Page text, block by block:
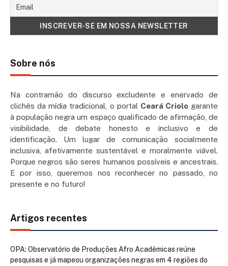
Sobre nós
Na contramão do discurso excludente e enervado de
clichês da mídia tradicional, o portal Ceará Criolo garante
à população negra um espaço qualificado de afirmação, de
visibilidade, de debate honesto e inclusivo e de
identificação. Um lugar de comunicação socialmente
inclusiva, afetivamente sustentável e moralmente viável.
Porque negros são seres humanos possíveis e ancestrais.
E por isso, queremos nos reconhecer no passado, no
presente e no futuro!
Artigos recentes
OPA: Observatório de Produções Afro Acadêmicas reúne
pesquisas e já mapeou organizações negras em 4 regiões do